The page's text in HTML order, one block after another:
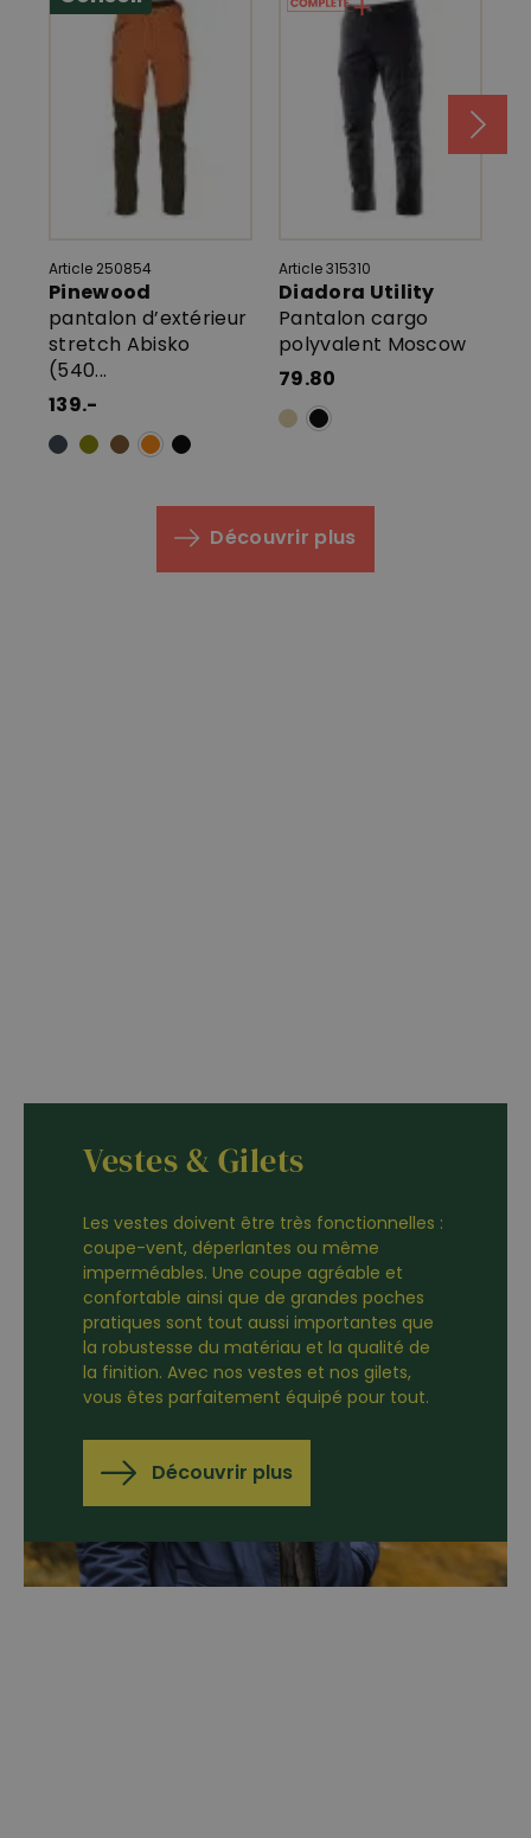
Article 250854
Pinewood
pantalon d’extérieur
stretch Abisko
(540...
139.-
Article 315310
Diadora Utility
Pantalon cargo
polyvalent Moscow
79.80
Découvrir plus
Vestes & Gilets
Les vestes doivent être très fonctionnelles :
coupe-vent, déperlantes ou même
imperméables. Une coupe agréable et
confortable ainsi que de grandes poches
pratiques sont tout aussi importantes que
la robustesse du matériau et la qualité de
la finition. Avec nos vestes et nos gilets,
vous êtes parfaitement équipé pour tout.
Découvrir plus